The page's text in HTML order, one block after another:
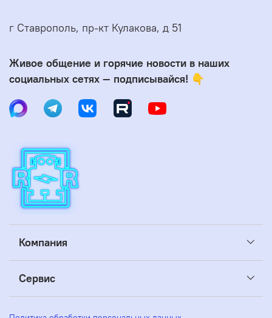
Компания
Сервис
г Ставрополь, пр-кт Кулакова, д 51
Живое общение и горячие новости в наших
социальных сетях — подписывайся! 👇